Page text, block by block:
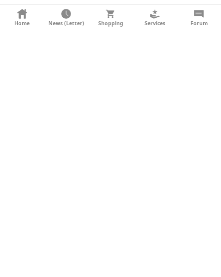
KONTAKT
Home News (Letter) Shopping Services Forum